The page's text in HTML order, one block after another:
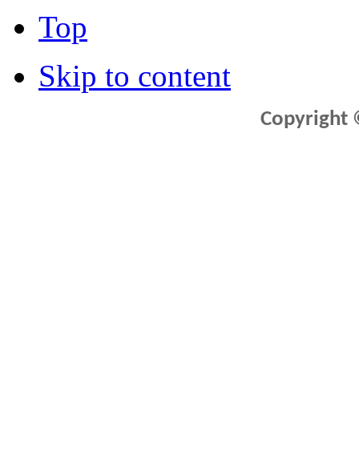
Top
Skip to content
Copyright